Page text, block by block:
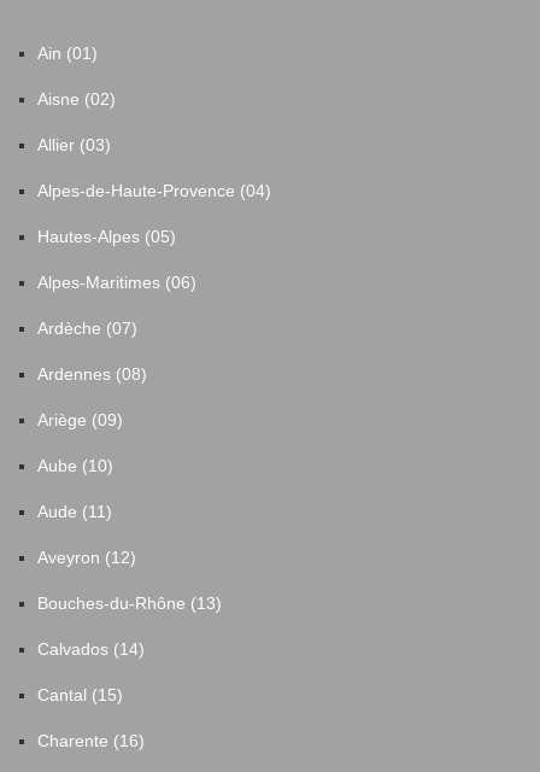
Ain (01)
Aisne (02)
Allier (03)
Alpes-de-Haute-Provence (04)
Hautes-Alpes (05)
Alpes-Maritimes (06)
Ardèche (07)
Ardennes (08)
Ariège (09)
Aube (10)
Aude (11)
Aveyron (12)
Bouches-du-Rhône (13)
Calvados (14)
Cantal (15)
Charente (16)